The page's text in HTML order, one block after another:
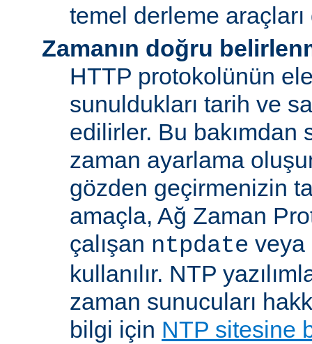
temel derleme araçları
Zamanın doğru
HTTP protokolünün
sunuldukları tarih ve
edilirler. Bu bakımdan
zaman ayarlama
gözden geçirmenizin
amaçla, Ağ Zaman
çalışan ntpdate veya
kullanılır. NTP
zaman sunucuları
bilgi için NTP sitesine